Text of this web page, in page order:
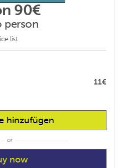
90€
person
list
11€
hinzufügen
or